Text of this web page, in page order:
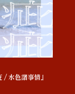
水色諸事情』